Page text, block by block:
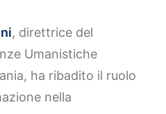
, direttrice del
Umanistiche
ha ribadito il ruolo
nella